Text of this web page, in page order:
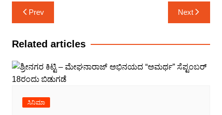
Post
navigation
Prev Next
Related articles
ಸಿನಿಮಾ